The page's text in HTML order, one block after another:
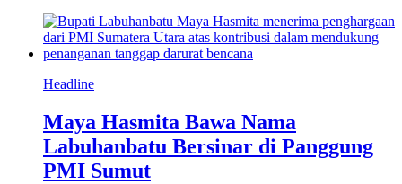
Headline
Maya Hasmita Bawa Nama
Labuhanbatu Bersinar di Panggung
PMI Sumut